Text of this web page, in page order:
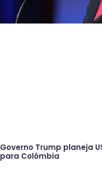
Governo Trump planeja
para Colômbia